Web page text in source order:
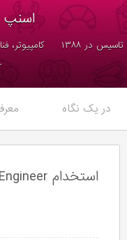
تاسیس در ۱۳۸۸ کامپیوتر،
در یک نگاه
استخدام Senior SysOps Engineer